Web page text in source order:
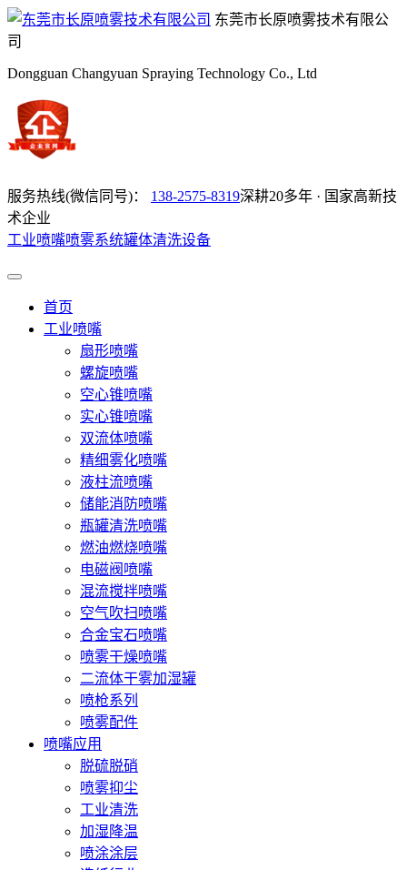
东莞市长原喷雾技术有限公
司
Dongguan Changyuan Spraying Technology Co., Ltd
服务热线(微信同号)： 138-2575-8319深耕20多年 · 国家高新技
术企业
工业喷嘴喷雾系统罐体清洗设备
首页
工业喷嘴
扇形喷嘴
螺旋喷嘴
空心锥喷嘴
实心锥喷嘴
双流体喷嘴
精细雾化喷嘴
液柱流喷嘴
储能消防喷嘴
瓶罐清洗喷嘴
燃油燃烧喷嘴
电磁阀喷嘴
混流搅拌喷嘴
空气吹扫喷嘴
合金宝石喷嘴
喷雾干燥喷嘴
二流体干雾加湿罐
喷枪系列
喷雾配件
喷嘴应用
脱硫脱硝
喷雾抑尘
工业清洗
加湿降温
喷涂涂层